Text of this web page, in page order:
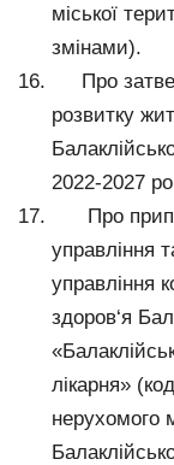
міської
змінами).
Про
розвитку
2022-2027
Про
управління
управління
здоров‘я
лікарня»
нерухомого